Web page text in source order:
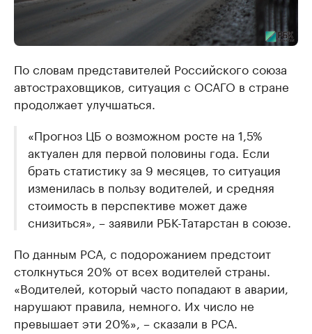
По словам представителей Российского союза
автостраховщиков, ситуация с ОСАГО в стране
продолжает улучшаться.
«Прогноз ЦБ о возможном росте на 1,5%
актуален для первой половины года. Если
брать статистику за 9 месяцев, то ситуация
изменилась в пользу водителей, и средняя
стоимость в перспективе может даже
снизиться», – заявили РБК-Татарстан в союзе.
По данным РСА, с подорожанием предстоит
столкнуться 20% от всех водителей страны.
«Водителей, который часто попадают в аварии,
нарушают правила, немного. Их число не
превышает эти 20%», – сказали в РСА.